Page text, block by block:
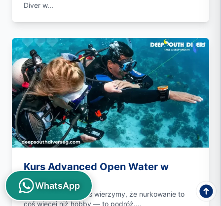
Diver w...
Kurs Advanced Open Water w
Marsa Alam
W Deep South Divers wierzymy, że nurkowanie to
coś więcej niż hobby — to podróż....
WhatsApp